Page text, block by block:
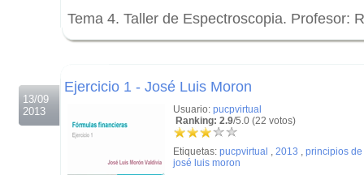
Tema 4. Taller de Espectroscopia. Profesor:
13/09
2013
Ejercicio 1 - José Luis Moron
Usuario: pucpvirtual
Ranking: 2.9/5.0 (22 votos)
Etiquetas: pucpvirtual , 2013 , principios
josé luis moron